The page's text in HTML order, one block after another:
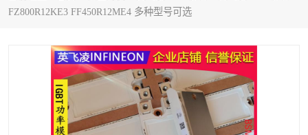
FZ800R12KE3 FF450R12ME4 多种型号可选
器
MOS管场效应管 晶闸管